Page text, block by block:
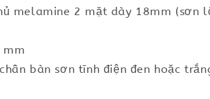
melamine 2 mặt dày 18mm (sơn
mm
bàn sơn tĩnh điện đen hoặc